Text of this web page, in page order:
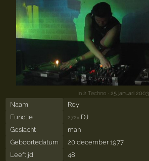
In 2 Techno · 25 januari 2003
Naam
Roy
Functie
272× DJ
Geslacht
man
Geboortedatum
20 december 1977
Leeftijd
48